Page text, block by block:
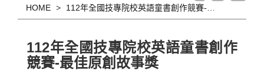
HOME 112年全國技專院校英語童書創作競賽-最佳原創故事獎
112年全國技專院校英語童書創作
競賽-最佳原創故事獎